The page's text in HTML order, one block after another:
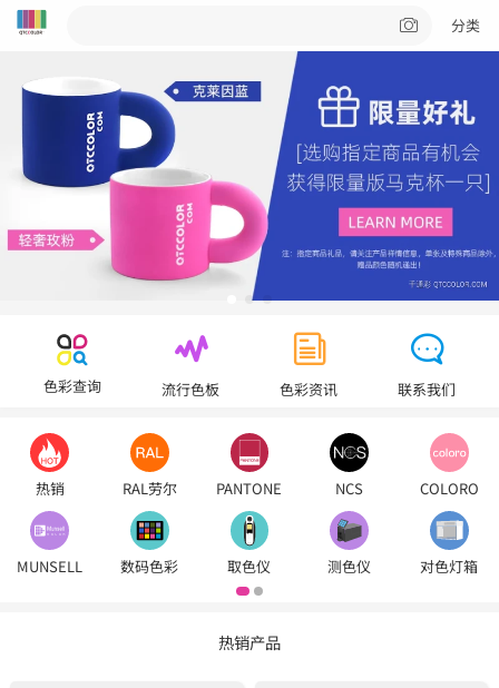
分类
色彩查询 流行色板 色彩资讯 联系我们
热销 RAL劳尔 PANTONE NCS COLORO
MUNSELL 数码色彩 取色仪 测色仪 对色灯箱
热销产品